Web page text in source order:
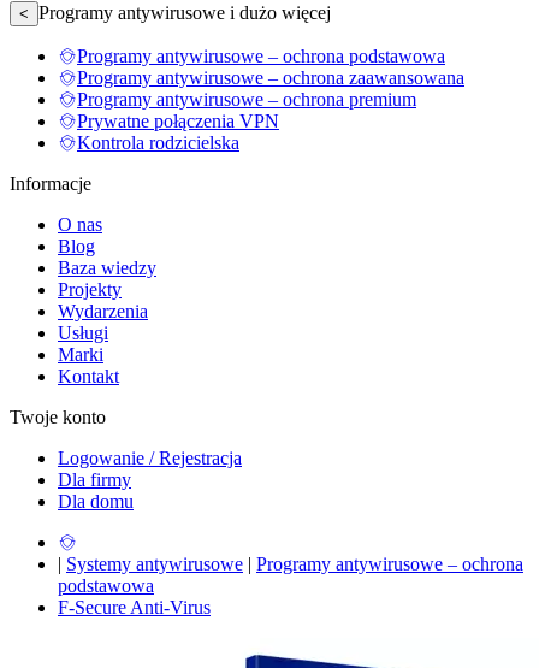
< Programy antywirusowe i dużo więcej
Programy antywirusowe – ochrona podstawowa
Programy antywirusowe – ochrona zaawansowana
Programy antywirusowe – ochrona premium
Prywatne połączenia VPN
Kontrola rodzicielska
Informacje
O nas
Blog
Baza wiedzy
Projekty
Wydarzenia
Usługi
Marki
Kontakt
Twoje konto
Logowanie / Rejestracja
Dla firmy
Dla domu
| Systemy antywirusowe | Programy antywirusowe – ochrona
podstawowa
F-Secure Anti-Virus